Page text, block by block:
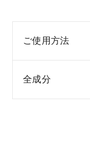
ご使用方法
全成分